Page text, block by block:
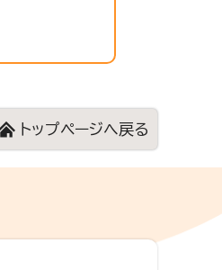
トップページへ戻る